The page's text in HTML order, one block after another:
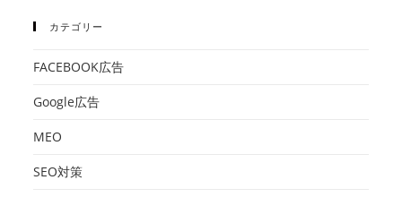
カテゴリー
FACEBOOK広告
Google広告
MEO
SEO対策